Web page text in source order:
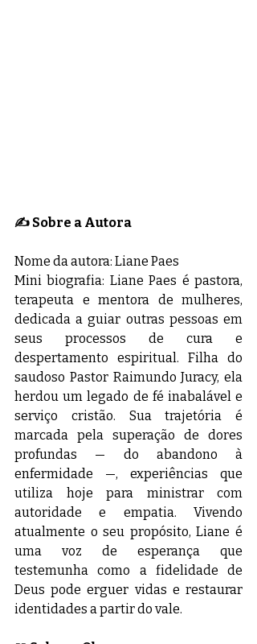
✍️ Sobre a Autora
Nome da autora: Liane Paes
Mini biografia: Liane Paes é pastora,
terapeuta e mentora de mulheres,
dedicada a guiar outras pessoas em
seus processos de cura e
despertamento espiritual. Filha do
saudoso Pastor Raimundo Juracy, ela
herdou um legado de fé inabalável e
serviço cristão. Sua trajetória é
marcada pela superação de dores
profundas — do abandono à
enfermidade —, experiências que
utiliza hoje para ministrar com
autoridade e empatia. Vivendo
atualmente o seu propósito, Liane é
uma voz de esperança que
testemunha como a fidelidade de
Deus pode erguer vidas e restaurar
identidades a partir do vale.